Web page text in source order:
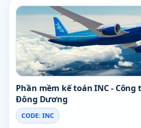
Phần mềm kế toán INC - Công
Đông Dương
CODE: INC